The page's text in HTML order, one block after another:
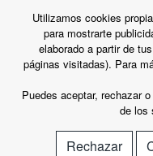
LEGAL
Utilizamos cookies
para mostrarte
elaborado a partir de
páginas visitadas). Para
Puedes aceptar, rechazar
de los
Rechazar